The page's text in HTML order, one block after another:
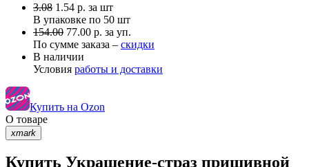
3.08 1.54 р. за шт
В упаковке по 50 шт
154.00 77.00 р. за уп.
По сумме заказа – скидки
В наличии
Условия работы и доставки
Купить на Ozon
О товаре
xmark
Купить Украшение-страз пришивной